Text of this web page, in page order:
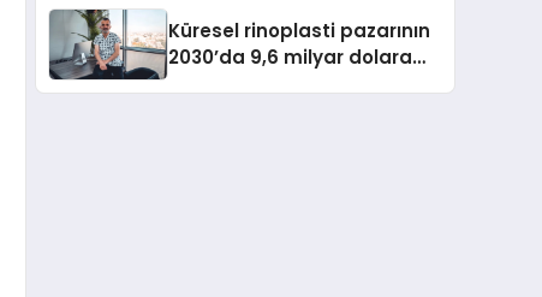
Küresel rinoplasti pazarının
2030’da 9,6 milyar dolara